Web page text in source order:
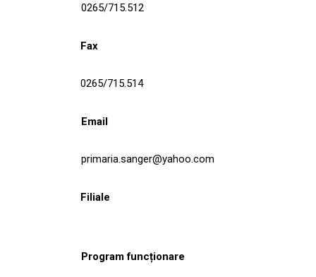
0265/715.512
Fax
0265/715.514
Email
primaria.sanger@yahoo.com
Filiale
Program funcționare